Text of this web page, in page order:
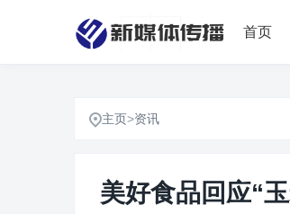
首页
主页>资讯
美好食品回应“